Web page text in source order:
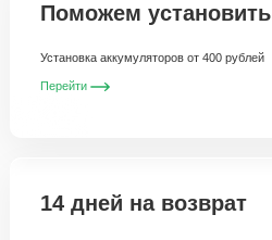
Поможем установить
Установка аккумуляторов от 400 рублей
Перейти
14 дней на возврат